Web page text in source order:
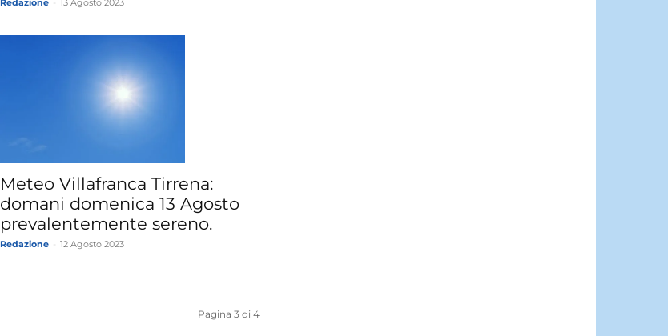
Meteo Villafranca Tirrena:
domani domenica 13 Agosto
prevalentemente sereno.
Redazione 12 Agosto 2023
Pagina 3 di 4